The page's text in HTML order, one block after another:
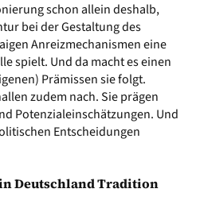
schon allein deshalb,
bei der Gestaltung des
Anreizmechanismen eine
spielt. Und da macht es einen
Prämissen sie folgt.
zudem nach. Sie prägen
Potenzialeinschätzungen. Und
Entscheidungen
Deutschland Tradition